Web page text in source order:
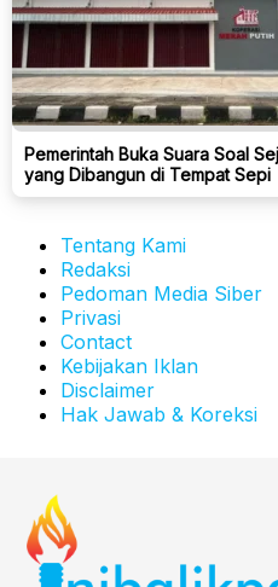
Pemerintah Buka Suara Soal
yang Dibangun di Tempat Sepi
Tentang Kami
Redaksi
Pedoman Media Siber
Privasi
Contact
Kebijakan Iklan
Disclaimer
Hak Jawab & Koreksi